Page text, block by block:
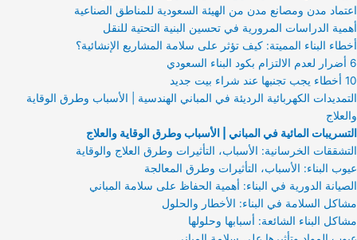
اعتماد مدن ومصانع مدن من الهيئة السعودية للمناطق الصناعية
أهمية الدراسات المرورية في تحسين البنية التحتية للنقل
أخطاء البناء المميتة: كيف تؤثر على سلامة المشاريع الإنشائية؟
6 أضرار لعدم الالتزام بكود البناء السعودي
10 أخطاء يجب تجنبها عند شراء بيت جديد
التمديدات الكهربائية الرديئة في المباني الهندسية | الأسباب وطرق الوقاية
والعلاج
التسريبات المائية في المباني | الأسباب وطرق الوقاية والعلاج
التشققات الخرسانية: الأسباب، التأثيرات وطرق العلاج والوقاية
عيوب البناء: الأسباب، التأثيرات وطرق المعالجة
الصيانة الدورية في البناء: أهمية الحفاظ على سلامة المباني
مشاكل السلامة في البناء: الأخطار والحلول
مشاكل البناء الشائعة: أسبابها وحلولها